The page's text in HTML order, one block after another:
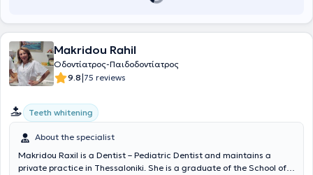
Makridou Rahil
Οδοντίατρος-Παιδοδοντίατρος
9.8|75 reviews
Teeth whitening
About the specialist
Makridou Raxil is a Dentist – Pediatric Dentist and maintains a
private practice in Thessaloniki. She is a graduate of the School of